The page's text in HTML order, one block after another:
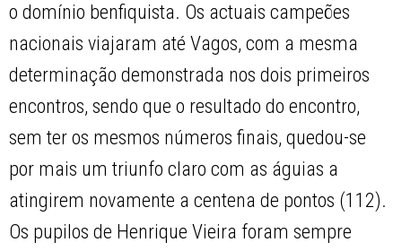
o domínio benfiquista. Os actuais campeões
nacionais viajaram até Vagos, com a mesma
determinação demonstrada nos dois primeiros
encontros, sendo que o resultado do encontro,
sem ter os mesmos números finais, quedou-se
por mais um triunfo claro com as águias a
atingirem novamente a centena de pontos (112).
Os pupilos de Henrique Vieira foram sempre